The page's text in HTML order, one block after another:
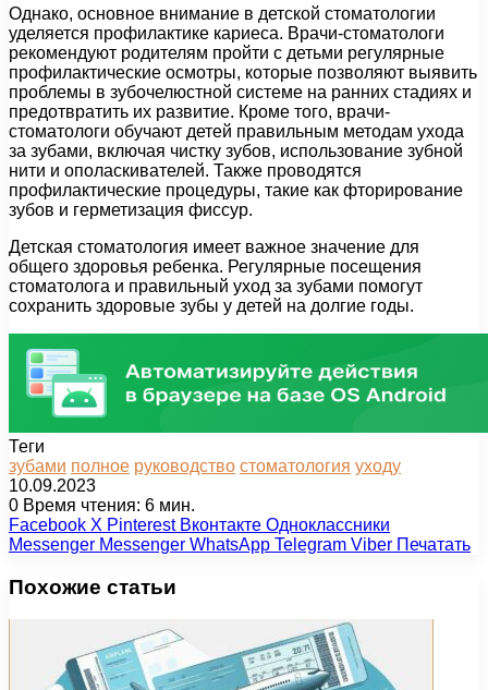
Однако, основное внимание в детской стоматологии
уделяется профилактике кариеса. Врачи-стоматологи
рекомендуют родителям пройти с детьми регулярные
профилактические осмотры, которые позволяют выявить
проблемы в зубочелюстной системе на ранних стадиях и
предотвратить их развитие. Кроме того, врачи-
стоматологи обучают детей правильным методам ухода
за зубами, включая чистку зубов, использование зубной
нити и ополаскивателей. Также проводятся
профилактические процедуры, такие как фторирование
зубов и герметизация фиссур.
Детская стоматология имеет важное значение для
общего здоровья ребенка. Регулярные посещения
стоматолога и правильный уход за зубами помогут
сохранить здоровые зубы у детей на долгие годы.
Теги
зубами полное руководство стоматология уходу
10.09.2023
0 Время чтения: 6 мин.
Facebook X Pinterest Вконтакте Одноклассники
Messenger Messenger WhatsApp Telegram Viber Печатать
Похожие статьи